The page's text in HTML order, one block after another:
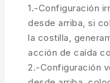
1.-Configuración
desde arriba, si
la costilla,
acción de caída
2.-Configuración